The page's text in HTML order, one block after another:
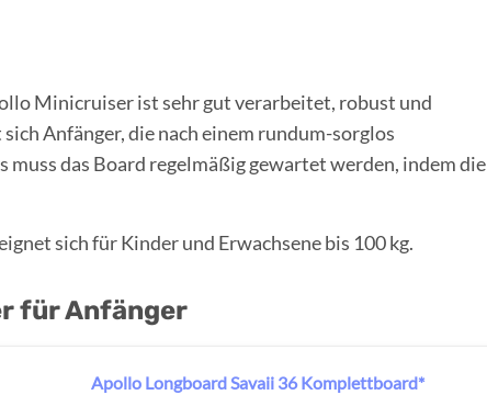
Minicruiser ist sehr gut verarbeitet, robust und
Anfänger, die nach einem rundum-sorglos
das Board regelmäßig gewartet werden, indem die
sich für Kinder und Erwachsene bis 100 kg.
für Anfänger
Apollo Longboard Savaii 36 Komplettboard*